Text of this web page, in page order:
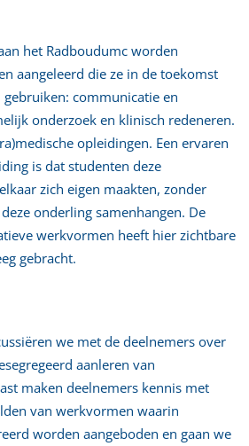
het Radboudumc worden
aangeleerd die ze in de toekomst
communicatie en
onderzoek en klinisch redeneren.
opleidingen. Een ervaren
is dat studenten deze
zich eigen maakten, zonder
onderling samenhangen. De
werkvormen heeft hier zichtbare
gebracht.
we met de deelnemers over
aanleren van
maken deelnemers kennis met
van werkvormen waarin
worden aangeboden en gaan we